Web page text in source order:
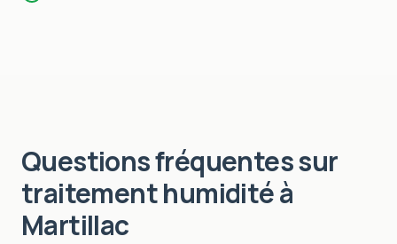
Questions fréquentes sur
traitement humiditéà
Martillac